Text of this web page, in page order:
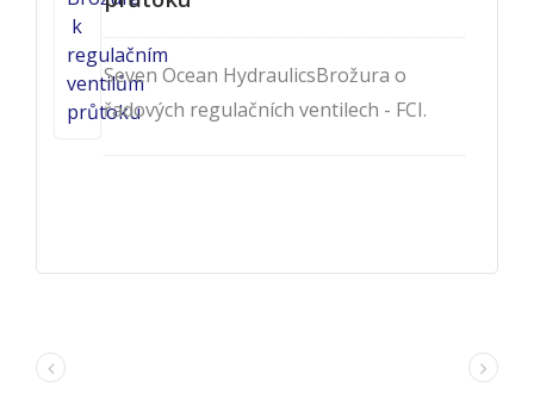
Seven Ocean HydraulicsBrožura o
řadových regulačních ventilech - FCI.